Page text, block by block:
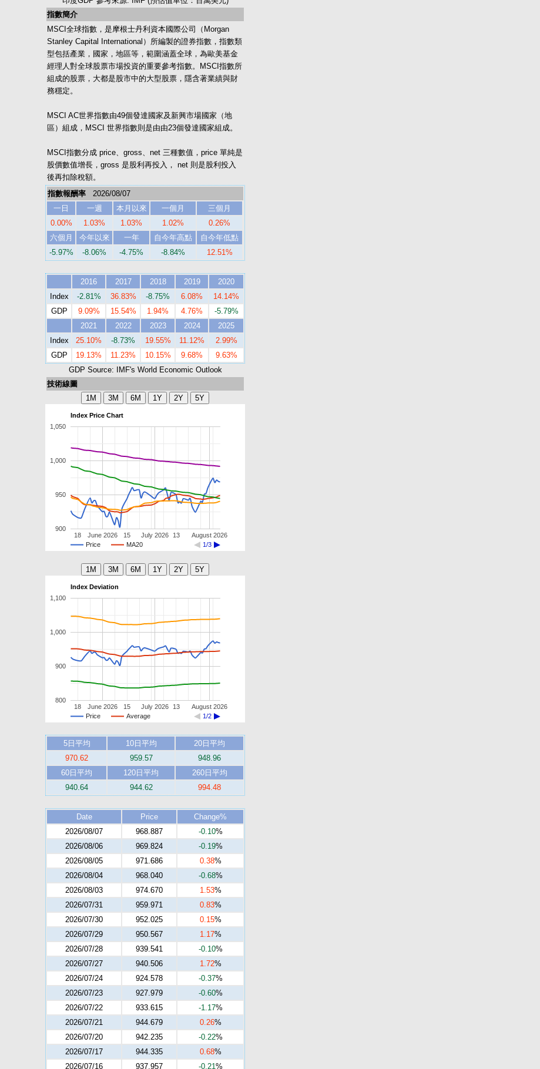
指數簡介
MSCI全球指數，是摩根士丹利資本國際公司（Morgan
Stanley Capital International）所編製的證券指數，指數類
型包括產業，國家，地區等，範圍涵蓋全球，為歐美基金
經理人對全球股票市場投資的重要參考指數。MSCI指數所
組成的股票，大都是股市中的大型股票，隱含著業績與財
務穩定。
MSCI AC世界指數由49個發達國家及新興市場國家（地
區）組成，MSCI 世界指數則是由由23個發達國家組成。
MSCI指數分成 price、gross、net 三種數值，price 單純是
股價數值增長，gross 是股利再投入， net 則是股利投入
後再扣除稅額。
指數報酬率 2026/08/07
一日
一週 本月以來 一個月
三個月
0.00%
1.03% 1.03% 1.02%
0.26%
六個月
今年以來 一年 自今年高點
自今年低點
-5.97%
-8.06% -4.75% -8.84% 12.51%
2016 2017 2018 2019
2020
Index
-2.81% 36.83% -8.75% 6.08%
14.14%
GDP
9.09% 15.54% 1.94% 4.76%
-5.79%
2021
2022 2023 2024
2025
Index
25.10% -8.73% 19.55% 11.12%
2.99%
GDP
19.13% 11.23% 10.15% 9.68%
9.63%
GDP Source: IMF's World Economic Outlook
技術線圖
Index Price Chart
Price MA20 1/3
June 2026 July 2026 August 2026
18 15 13
900
950
1,000
1,050
Index Deviation
Price Average 1/2
June 2026 July 2026 August 2026
18 15 13
800
900
1,000
1,100
5日平均 10日平均
20日平均
970.62
959.57
948.96
60日平均
120日平均
260日平均
940.64
944.62 994.48
Date Price
Change%
2026/08/07
968.887 -0.10%
2026/08/06
969.824 -0.19%
2026/08/05
971.686 0.38%
2026/08/04
968.040 -0.68%
2026/08/03
974.670 1.53%
2026/07/31
959.971 0.83%
2026/07/30
952.025 0.15%
2026/07/29
950.567 1.17%
2026/07/28
939.541 -0.10%
2026/07/27
940.506 1.72%
2026/07/24
924.578 -0.37%
2026/07/23
927.979 -0.60%
2026/07/22
933.615 -1.17%
2026/07/21
944.679 0.26%
2026/07/20
942.235 -0.22%
2026/07/17
944.335 0.68%
2026/07/16
937.957 -0.21%